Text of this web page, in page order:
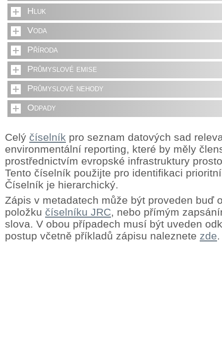
Hluk
Voda
Příroda
Průmyslové emise
Průmyslové nehody
Odpady
Celý číselník pro seznam datových sad
environmentální reporting, které by měly
prostřednictvím evropské infrastruktury
Tento číselník použijte pro identifikaci
Číselník je hierarchický.
Zápis v metadatech může být proveden buď
položku číselníku JRC, nebo přímým
slova. V obou případech musí být uveden
postup včetně příkladů zápisu naleznete zde.